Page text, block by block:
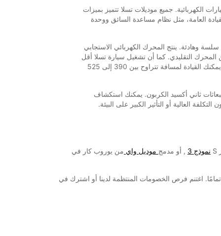
الكهربائية. جميع موديلات تسلا تتميز بميزات
العامة، مثل نظام مساعدة السائق ووحدة
وهادئة. ينتج المحرك الكهربائي الاستجابي
التقليدي. كما أن تشغيل سيارة تسلا أقل
تكلفة من تشغيل سيارة تعمل بالبنزين! يمكنك القيادة لمسافة تتراوح بين 390 إلى 525
ثاني أكسيد الكربون. يمكنك استكشاف
العالية أو التأثير الكبير على البيئة.
نموذج 3 , أو مدمج موديل واي من يوروب كار في
ومشحونة بالكامل. استمتع بالمساعدة على الطريق على مدار 24 ساعة وكن مطمئنًا تمامًا. اغتنم فرص الخصومات المنتظمة لدينا أو اشترك في